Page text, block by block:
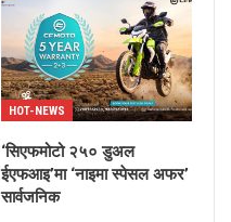
HOT-NEWS
‘सिएफमोटो २५० डुअल
ईएफआइ’मा ‘नाइमा स्पेसल अफर’
सार्वजनिक